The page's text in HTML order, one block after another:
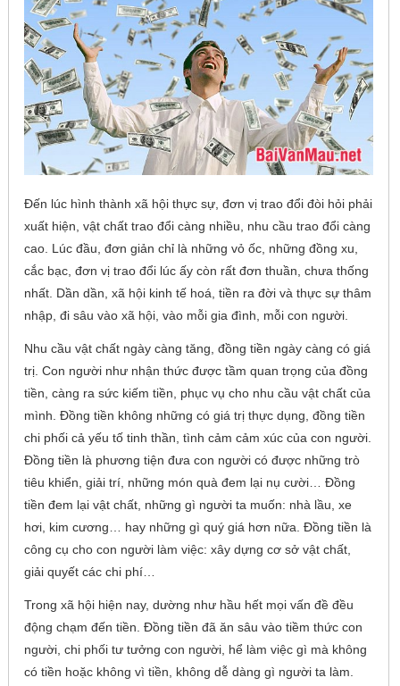
Đến lúc hình thành xã hội thực sự, đơn vị trao đổi đòi hỏi phải
xuất hiện, vật chất trao đổi càng nhiều, nhu cầu trao đổi càng
cao. Lúc đầu, đơn giản chỉ là những vỏ ốc, những đồng xu,
cắc bạc, đơn vị trao đổi lúc ấy còn rất đơn thuần, chưa thống
nhất. Dần dần, xã hội kinh tế hoá, tiền ra đời và thực sự thâm
nhập, đi sâu vào xã hội, vào mỗi gia đình, mỗi con người.
Nhu cầu vật chất ngày càng tăng, đồng tiền ngày càng có giá
trị. Con người như nhận thức được tầm quan trọng của đồng
tiền, càng ra sức kiếm tiền, phục vụ cho nhu cầu vật chất của
mình. Đồng tiền không những có giá trị thực dụng, đồng tiền
chi phối cả yếu tố tinh thần, tình cảm cảm xúc của con người.
Đồng tiền là phương tiện đưa con người có được những trò
tiêu khiển, giải trí, những món quà đem lại nụ cười… Đồng
tiền đem lại vật chất, những gì người ta muốn: nhà lầu, xe
hơi, kim cương… hay những gì quý giá hơn nữa. Đồng tiền là
công cụ cho con người làm việc: xây dựng cơ sở vật chất,
giải quyết các chi phí…
Trong xã hội hiện nay, dường như hầu hết mọi vấn đề đều
động chạm đến tiền. Đồng tiền đã ăn sâu vào tiềm thức con
người, chi phối tư tưởng con người, hể làm việc gì mà không
có tiền hoặc không vì tiền, không dễ dàng gì người ta làm.